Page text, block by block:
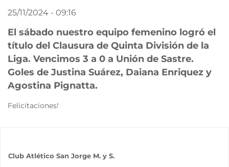
25/11/2024 - 09:16
El sábado nuestro equipo femenino logró el
título del Clausura de Quinta División de la
Liga. Vencimos 3 a 0 a Unión de Sastre.
Goles de Justina Suárez, Daiana Enriquez y
Agostina Pignatta.
Felicitaciones!
Club Atlético San Jorge M. y S.